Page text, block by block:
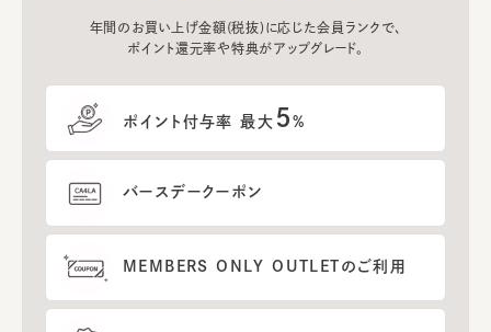
年間のお買い上げ金額(税抜)に応じた会員ランクで、
ポイント還元率や特典がアップグレード。
ポイント付与率 最大 5%
バースデークーポン
MEMBERS ONLY OUTLETのご利用